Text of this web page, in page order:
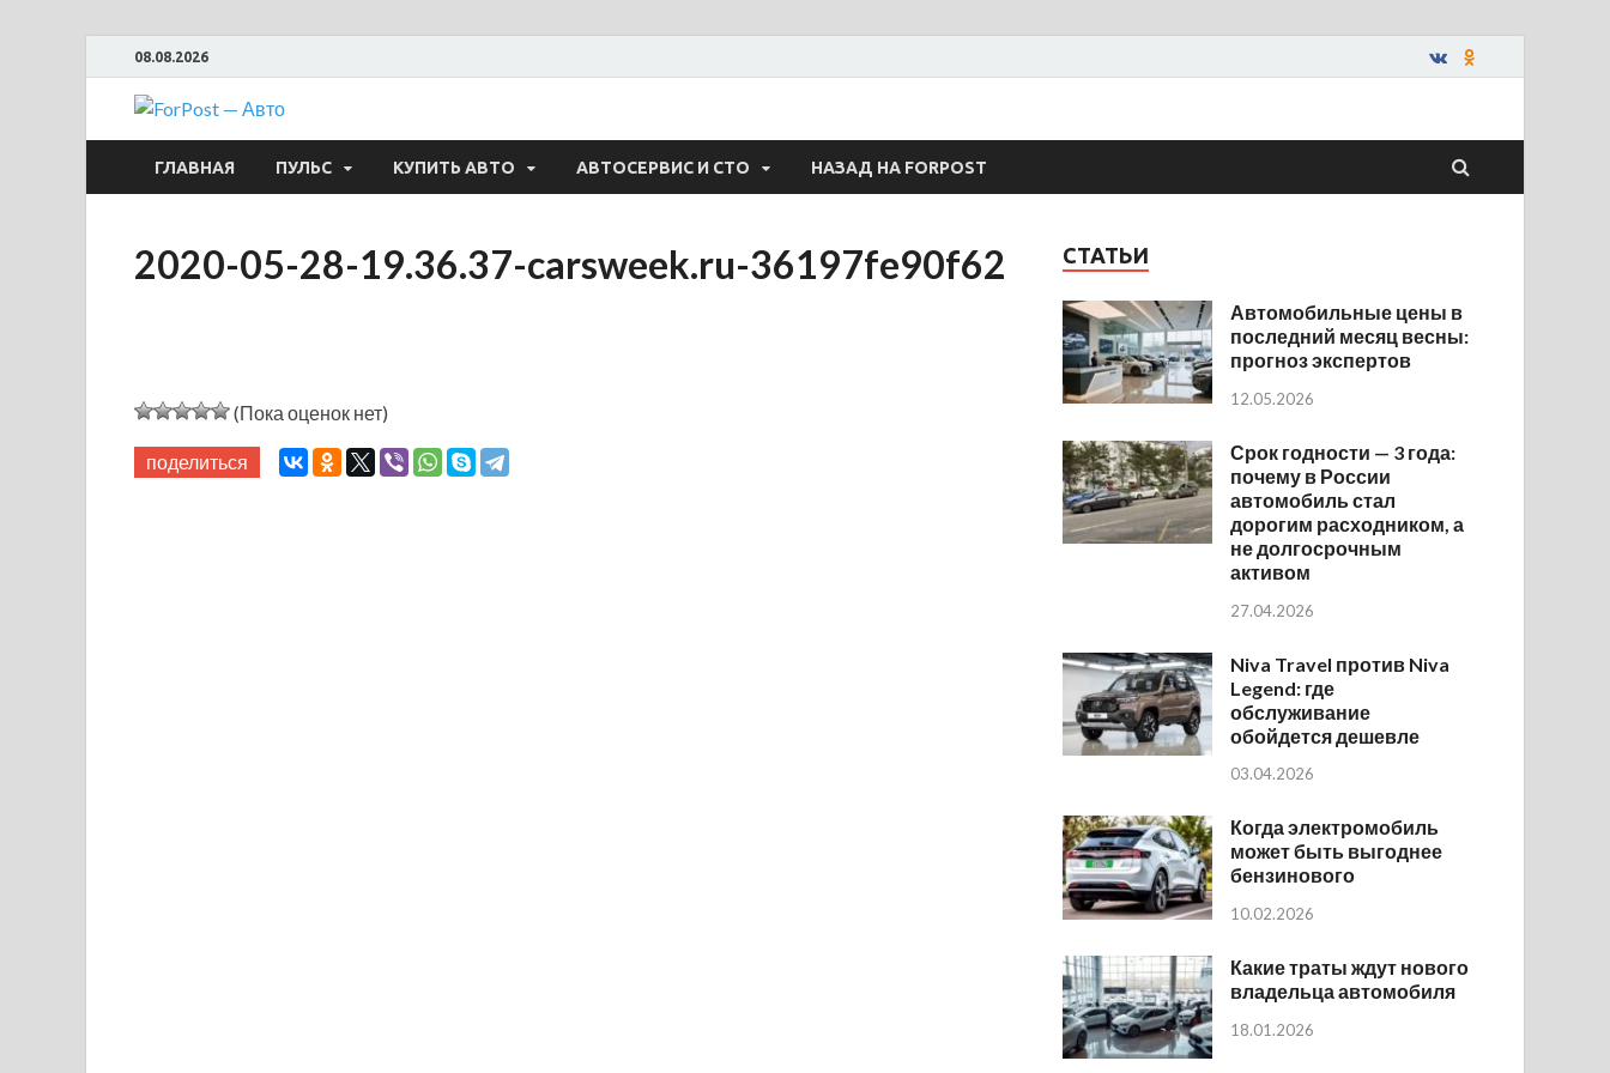
08.08.2026
ForPost — Авто
ГЛАВНАЯ ПУЛЬС КУПИТЬ АВТО АВТОСЕРВИС И СТО НАЗАД НА FORPOST
2020-05-28-19.36.37-carsweek.ru-36197fe90f62
(Пока оценок нет)
поделиться
СТАТЬИ
Автомобильные цены в
последний месяц весны:
прогноз экспертов
12.05.2026
Срок годности — 3 года:
почему в России
автомобиль стал
дорогим расходником, а
не долгосрочным
активом
27.04.2026
Niva Travel против Niva
Legend: где
обслуживание
обойдется дешевле
03.04.2026
Когда электромобиль
может быть выгоднее
бензинового
10.02.2026
Какие траты ждут нового
владельца автомобиля
18.01.2026